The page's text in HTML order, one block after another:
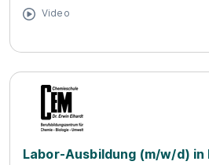
Video
Labor-Ausbildung (m/w/d) in